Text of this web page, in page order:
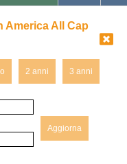
America All Cap
2 anni 3 anni
Aggiorna